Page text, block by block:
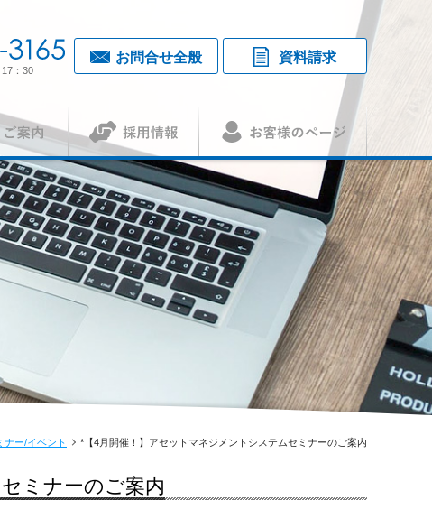
：30
お問合せ全般 資料請求
一覧・アクセス
（アセット）
審査認証
内 採用情報 お客様のページ
ナー/イベント *【4月開催！】アセットマネジメントシステムセミナーのご案内
ミナーのご案内